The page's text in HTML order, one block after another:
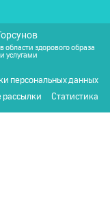
здорового образа
услугами
персональных данных
рассылки
Статистика